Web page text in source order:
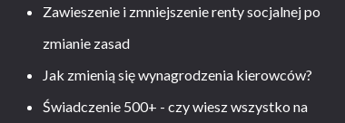
Zawieszenie i zmniejszenie renty socjalnej po
zmianie zasad
Jak zmienią się wynagrodzenia kierowców?
Świadczenie 500+ - czy wiesz wszystko na